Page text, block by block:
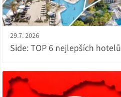
29.7. 2026
Side: TOP 6 nejlepších hotelů